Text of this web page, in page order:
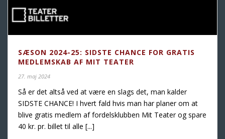
SÆSON 2024-25: SIDSTE CHANCE FOR GRATIS
MEDLEMSKAB AF MIT TEATER
27. maj 2024
Så er det altså ved at være en slags det, man kalder
SIDSTE CHANCE! I hvert fald hvis man har planer om at
blive gratis medlem af fordelsklubben Mit Teater og spare
40 kr. pr. billet til alle [...]